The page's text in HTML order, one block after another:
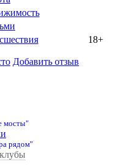
18+
Добавить отзыв
мосты"
рядом"